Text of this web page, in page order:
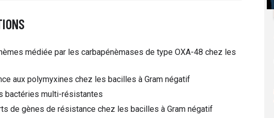
médiée par les carbapénèmases de type OXA-48 chez les
aux polymyxines chez les bacilles à Gram négatif
bactéries multi-résistantes
de gènes de résistance chez les bacilles à Gram négatif